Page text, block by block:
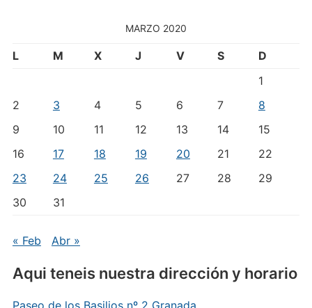
MARZO 2020
L M X J V S
D
1
2
3 4 5 6 7
8
9
10 11 12 13 14
15
16
17 18 19 20 21
22
23
24 25 26 27 28
29
30
31
« Feb Abr »
Aqui teneis nuestra dirección y horario
Paseo de los Basilios nº 2 Granada